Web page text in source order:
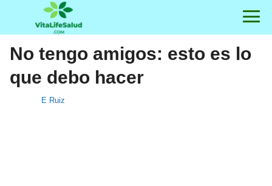
No tengo amigos: esto es lo
que debo hacer
E Ruiz